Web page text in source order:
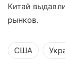
Китай
рынков.
США